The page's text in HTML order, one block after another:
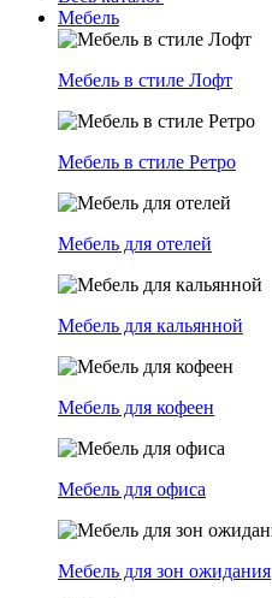
Мебель
Мебель в стиле Лофт
Мебель в стиле Ретро
Мебель для отелей
Мебель для кальянной
Мебель для кофеен
Мебель для офиса
Мебель для зон ожидания